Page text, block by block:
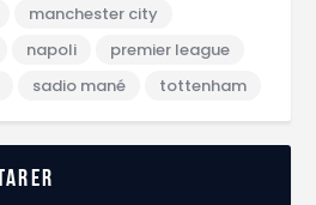
manchester city
napoli
premier league
sadio mané tottenham